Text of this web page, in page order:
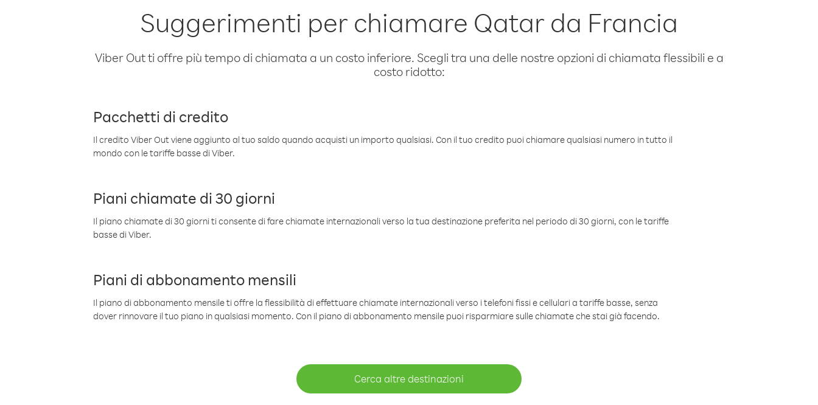
Suggerimenti per chiamare Qatar da Francia
Viber Out ti offre più tempo di chiamata a un costo inferiore. Scegli tra una delle nostre opzioni di chiamata flessibili e a
costo ridotto:
Pacchetti di credito
Il credito Viber Out viene aggiunto al tuo saldo quando acquisti un importo qualsiasi. Con il tuo credito puoi chiamare qualsiasi numero in tutto il
mondo con le tariffe basse di Viber.
Piani chiamate di 30 giorni
Il piano chiamate di 30 giorni ti consente di fare chiamate internazionali verso la tua destinazione preferita nel periodo di 30 giorni, con le tariffe
basse di Viber.
Piani di abbonamento mensili
Il piano di abbonamento mensile ti offre la flessibilità di effettuare chiamate internazionali verso i telefoni fissi e cellulari a tariffe basse, senza
dover rinnovare il tuo piano in qualsiasi momento. Con il piano di abbonamento mensile puoi risparmiare sulle chiamate che stai già facendo.
Cerca altre destinazioni